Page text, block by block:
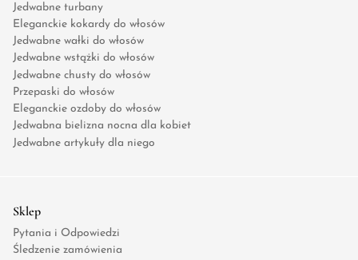
Jedwabne turbany
Eleganckie kokardy do włosów
Jedwabne wałki do włosów
Jedwabne wstążki do włosów
Jedwabne chusty do włosów
Przepaski do włosów
Eleganckie ozdoby do włosów
Jedwabna bielizna nocna dla kobiet
Jedwabne artykuły dla niego
Sklep
Pytania i Odpowiedzi
Śledzenie zamówienia